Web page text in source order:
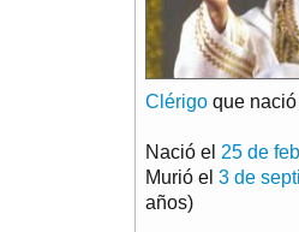
Clérigo que nació
Nació el 25 de
Murió el 3 de
años)